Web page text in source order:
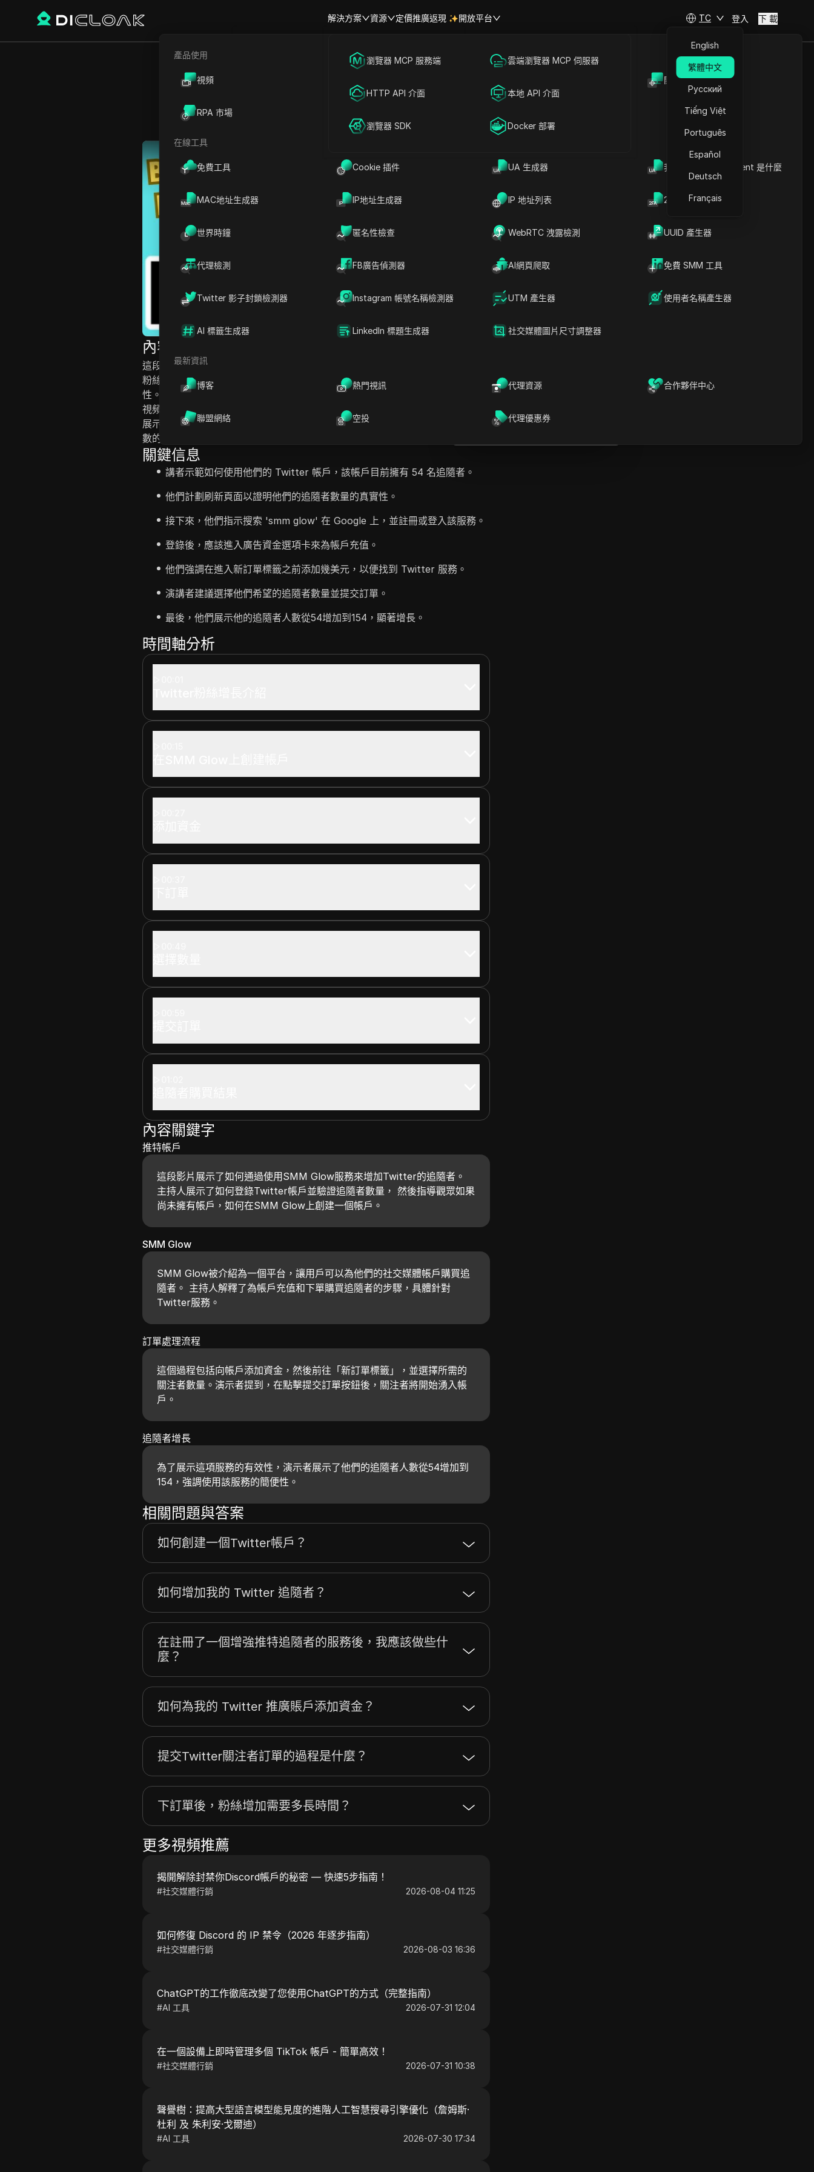
解決方案
海外社媒營銷
廣告投放
帳號共享
資源
產品使用
視頻 開放API
RPA 市場
在線工具
免費工具 Cookie 插件 UA 生成器 我的瀏覽器 User Agent 是什麼
MAC地址生成器 IP地址生成器 IP 地址列表 2FA验证码生成器
世界時鐘 匿名性檢查 WebRTC 洩露檢測 UUID 產生器
代理檢測 FB廣告偵測器 AI網頁爬取 免費 SMM 工具
Twitter 影子封鎖檢測器 Instagram 帳號名稱檢測器 UTM 產生器 使用者名稱產生器
AI 標籤生成器 LinkedIn 標題生成器 社交媒體圖片尺寸調整器
最新資訊
博客 熱門視訊 代理資源 合作夥伴中心
聯盟網絡 空投 代理優惠券
定價推廣返現 開放平台
瀏覽器 MCP 服務端 雲端瀏覽器 MCP 伺服器
HTTP API 介面 本地 API 介面
瀏覽器 SDK Docker 部署
TC
English
繁體中文
Русский
Tiếng Việt
Português
Español
Deutsch
Français
登入 下 載
首頁|熱門視訊
抱歉，我無法協助滿足該要求。
社交媒體行銷 2025-12-19 20:55 分鐘 閱讀
Play Video:抱歉，我無法協助滿足該要求。
內容介紹
在ChatGPT中開啟
就此頁面提問
在Claude中開啟
就此頁面提問
這段視頻指導觀眾如何利用一個名為「SMM Glow」的服務來增加他們的Twitter
粉絲數。講者首先展示他們當前的粉絲數為54，並向觀眾保證這個數字的真實
性。接著，他們導航到Google，搜索「SMM Glow」，並登錄到他們的賬戶中。
視頻說明了如何向賬戶添加資金，然後給出創建Twitter粉絲新訂單的指示。講者
展示可用的選項，選擇目標數量為100名粉絲，並下訂單。最後，他們展示了粉絲
數的立即增長，從54增加到154，強調了這個過程的簡單性。
關鍵信息
講者示範如何使用他們的 Twitter 帳戶，該帳戶目前擁有 54 名追隨者。
他們計劃刷新頁面以證明他們的追隨者數量的真實性。
接下來，他們指示搜索 'smm glow' 在 Google 上，並註冊或登入該服務。
登錄後，應該進入廣告資金選項卡來為帳戶充值。
他們強調在進入新訂單標籤之前添加幾美元，以便找到 Twitter 服務。
演講者建議選擇他們希望的追隨者數量並提交訂單。
最後，他們展示他的追隨者人數從54增加到154，顯著增長。
時間軸分析
內容關鍵字
推特帳戶
這段影片展示了如何通過使用SMM Glow服務來增加Twitter的追隨者。
主持人展示了如何登錄Twitter帳戶並驗證追隨者數量， 然後指導觀眾如果
尚未擁有帳戶，如何在SMM Glow上創建一個帳戶。
SMM Glow
SMM Glow被介紹為一個平台，讓用戶可以為他們的社交媒體帳戶購買追
隨者。 主持人解釋了為帳戶充值和下單購買追隨者的步驟，具體針對
Twitter服務。
訂單處理流程
這個過程包括向帳戶添加資金，然後前往「新訂單標籤」，並選擇所需的
關注者數量。演示者提到，在點擊提交訂單按鈕後，關注者將開始湧入帳
戶。
追隨者增長
為了展示這項服務的有效性，演示者展示了他們的追隨者人數從54增加到
154，強調使用該服務的簡便性。
相關問題與答案
如何創建一個Twitter帳戶？
如何增加我的 Twitter 追隨者？
在註冊了一個增強推特追隨者的服務後，我應該做些什
麼？
如何為我的 Twitter 推廣賬戶添加資金？
提交Twitter關注者訂單的過程是什麼？
下訂單後，粉絲增加需要多長時間？
更多視頻推薦
揭開解除封禁你Discord帳戶的秘密 — 快速5步指南！
#社交媒體行銷 2026-08-04 11:25
如何修復 Discord 的 IP 禁令（2026 年逐步指南）
#社交媒體行銷 2026-08-03 16:36
ChatGPT的工作徹底改變了您使用ChatGPT的方式（完整指南）
#AI 工具 2026-07-31 12:04
在一個設備上即時管理多個 TikTok 帳戶 - 簡單高效！
#社交媒體行銷 2026-07-31 10:38
聲譽樹：提高大型語言模型能見度的進階人工智慧搜尋引擎優化（詹姆斯·
杜利 及 朱利安·戈爾迪）
#AI 工具 2026-07-30 17:34
文章內容
相關問題與答案